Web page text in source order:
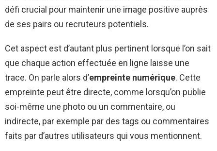
défi crucial pour maintenir une image positive auprès
de ses pairs ou recruteurs potentiels.
Cet aspect est d’autant plus pertinent lorsque l’on sait
que chaque action effectuée en ligne laisse une
trace. On parle alors d’empreinte numérique. Cette
empreinte peut être directe, comme lorsqu’on publie
soi-même une photo ou un commentaire, ou
indirecte, par exemple par des tags ou commentaires
faits par d’autres utilisateurs qui vous mentionnent.